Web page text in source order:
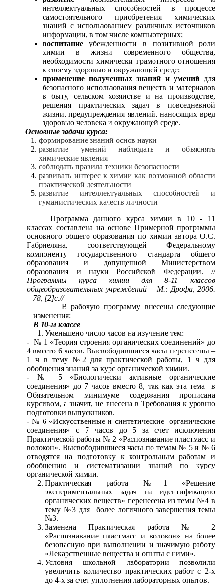
интеллектуальных способностей в процессе
самостоятельного приобретения химических
знаний с использованием различных источников
информации, в том числе компьютерных;
воспитаниеубежденности в позитивной роли
химии в жизни современного общества,
необходимости химически грамотного отношения
к своему здоровью и окружающей среде;
применение полученных знаний и умений для
безопасного использования веществ и материалов
в быту, сельском хозяйстве и на производстве,
решения практических задач в повседневной
жизни, предупреждения явлений, наносящих вред
здоровью человека и окружающей среде.
Основные задачи курса:
формирование знаний основ науки
развитие умений наблюдать и объяснять
химические явления
соблюдать правила техники безопасности
развивать интерес к химии как возможной области
практической деятельности
развитие интеллектуальных способностей и
гуманистических качеств личности
Программа данного курса химии в 10 - 11
классах составлена на основе Примерной программы
основного общего образования по химии автора О.С.
Габриеляна, соответствующей Федеральному
компоненту государственного стандарта общего
образования и допущенной Министерством
образования и науки Российской Федерации. //
Программы курса химии для 8-11 классов
общеобразовательных учреждений – М.: Дрофа, 2006.
– 78, [2]с.//
В рабочую программу внесены следующие
изменения:
В 10-м классе
Уменьшено число часов на изучение тем:
- № 1 «Теория строения органических соединений» до
4 вместо 6 часов. Высвободившиеся часы перенесены –
1 ч в тему №2 для практической работы, 1 ч для
обобщения знаний за курс органической химии.
- № 5 «Биологически активные органические
соединения» до 7 часов вместо 8, так как эта тема в
Обязательном минимуме содержания прописана
курсивом, а значит, не внесена в Требования к уровню
подготовки выпускников.
- № 6 «Искусственные и синтетические органические
соединения» с 7 часов до 5 за счет исключения
Практической работы № 2 «Распознавание пластмасс и
волокон». Высвободившиеся часы по темам № 5 и № 6
отводятся на подготовку к контрольным работам и
обобщению и систематизации знаний по курсу
органической химии.
Практическая работа №1 «Решение
экспериментальных задач на идентификацию
органических веществ» перенесена из темы №4 в
тему №3 для более логичного завершения темы
№3.
Заменена Практическая работа № 2
«Распознавание пластмасс и волокон» на более
безопасную при выполнении и значимую работу
«Лекарственные вещества и опыты с ними».
Условия школьной лаборатории позволили
увеличить количество практических работ с 2-х
до 4-х за счет уплотнения лабораторных опытов.